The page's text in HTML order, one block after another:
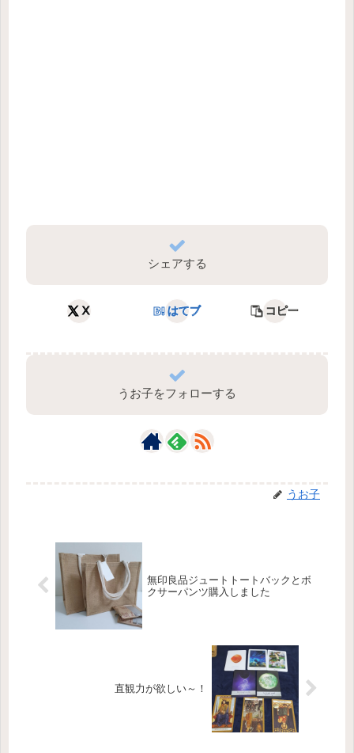
シェアする
X はてブ コピー
うお子をフォローする
うお子
無印良品ジュートトートバックとボ
クサーパンツ購入しました
直観力が欲しい～！